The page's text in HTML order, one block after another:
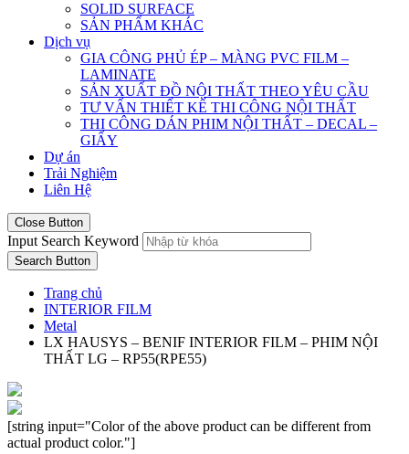
SOLID SURFACE
SẢN PHẨM KHÁC
Dịch vụ
GIA CÔNG PHỦ ÉP – MÀNG PVC FILM –
LAMINATE
SẢN XUẤT ĐỒ NỘI THẤT THEO YÊU CẦU
TƯ VẤN THIẾT KẾ THI CÔNG NỘI THẤT
THI CÔNG DÁN PHIM NỘI THẤT – DECAL –
GIẤY
Dự án
Trải Nghiệm
Liên Hệ
Close Button
Input Search Keyword
Search Button
Trang chủ
INTERIOR FILM
Metal
LX HAUSYS – BENIF INTERIOR FILM – PHIM NỘI
THẤT LG – RP55(RPE55)
[string input="Color of the above product can be different from
actual product color."]